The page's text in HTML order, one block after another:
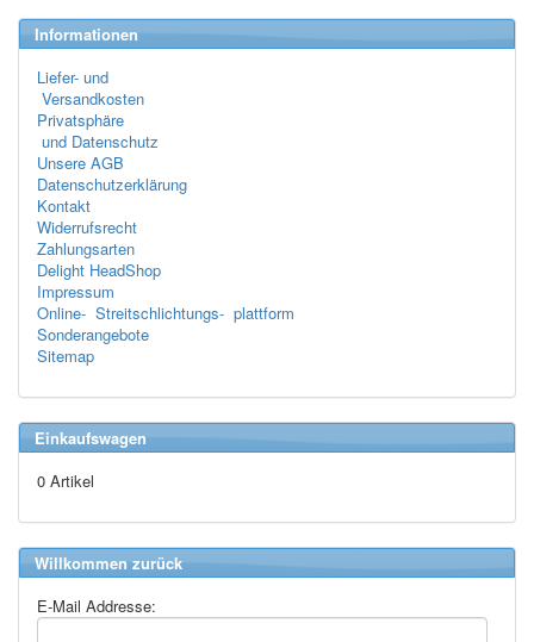
Informationen
Liefer- und
Versandkosten
Privatsphäre
und Datenschutz
Unsere AGB
Datenschutzerklärung
Kontakt
Widerrufsrecht
Zahlungsarten
Delight HeadShop
Impressum
Online- Streitschlichtungs- plattform
Sonderangebote
Sitemap
Einkaufswagen
0 Artikel
Willkommen zurück
E-Mail Addresse: